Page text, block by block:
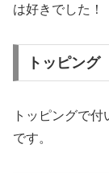
は好きでした！
トッピング
トッピングで
です。